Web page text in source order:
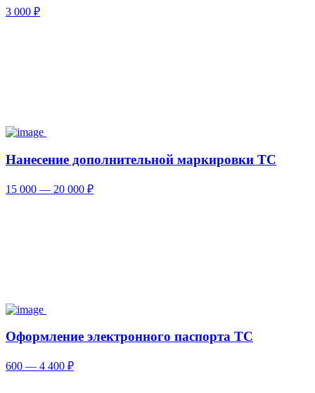
3 000 ₽
Нанесение дополнительной маркировки ТС
15 000 — 20 000 ₽
Оформление электронного паспорта ТС
600 — 4 400 ₽